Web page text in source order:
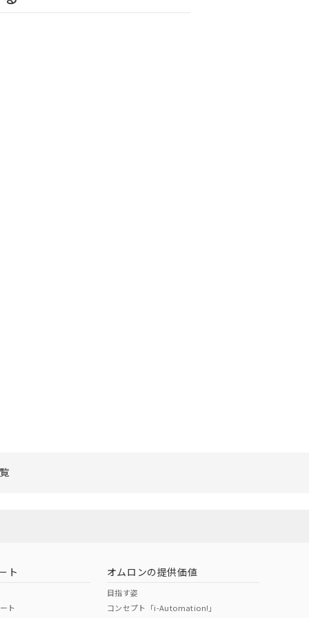
ト
ト
オムロンの提供価値
目指す姿
コンセプト「i-Automation!」